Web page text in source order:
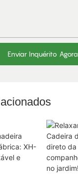
Enviar Inquérito Agora